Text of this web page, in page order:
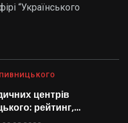
“Українського
центрів
рейтинг,…